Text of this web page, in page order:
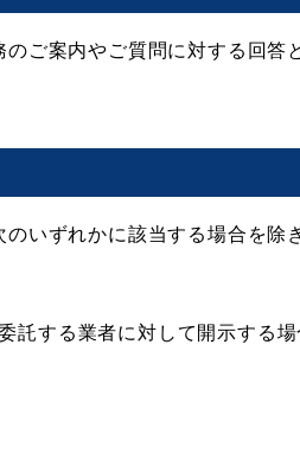
ご案内やご質問に対する回
いずれかに該当する場合を除
託する業者に対して開示する場